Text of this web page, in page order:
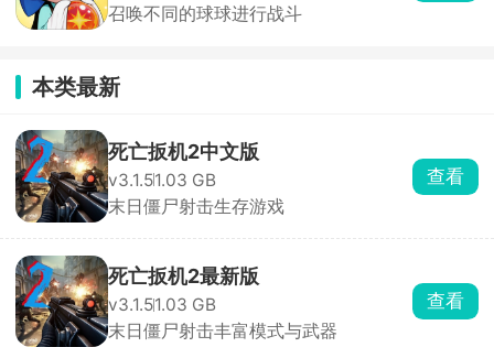
召唤不同的球球进行战斗
本类最新
死亡扳机2中文版
v3.1.51.03 GB
末日僵尸射击生存游戏
查看
死亡扳机2最新版
v3.1.51.03 GB
末日僵尸射击丰富模式与武器
查看